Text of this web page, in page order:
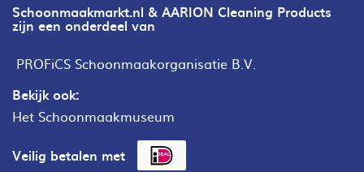
Schoonmaakmarkt.nl & AARION Cleaning Products
zijn een onderdeel van
PROFiCS Schoonmaakorganisatie B.V.
Bekijk ook:
Het Schoonmaakmuseum
Veilig betalen met